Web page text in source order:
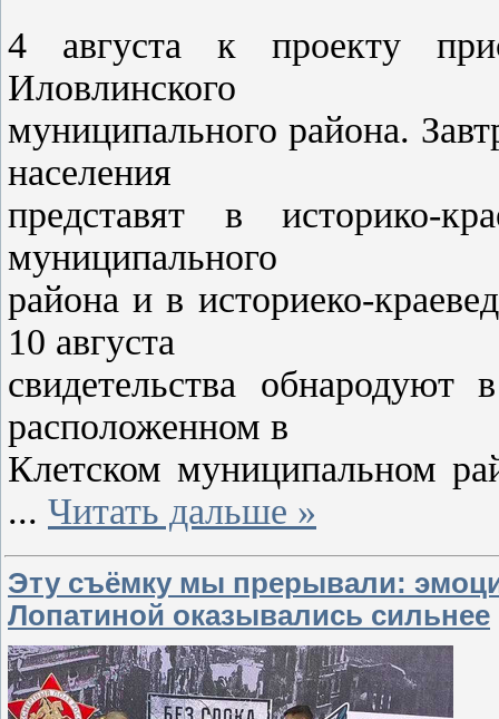
4 августа к проекту
Иловлинского
муниципального района.
населения
представят в историко-
муниципального
района и в историеко-
10 августа
свидетельства
расположенном в
Клетском муниципальном
... Читать дальше »
Эту съёмку мы прерывали:
Лопатиной оказывались сильнее